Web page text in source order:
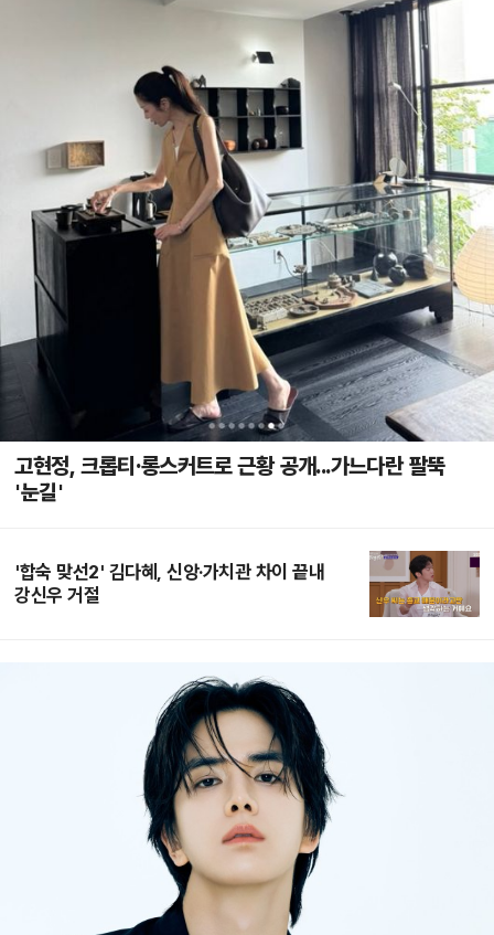
고현정, 크롭티·롱스커트로 근황 공개...가느다란 팔뚝
'눈길'
'합숙 맞선2' 김다혜, 신앙·가치관 차이 끝내
강신우 거절